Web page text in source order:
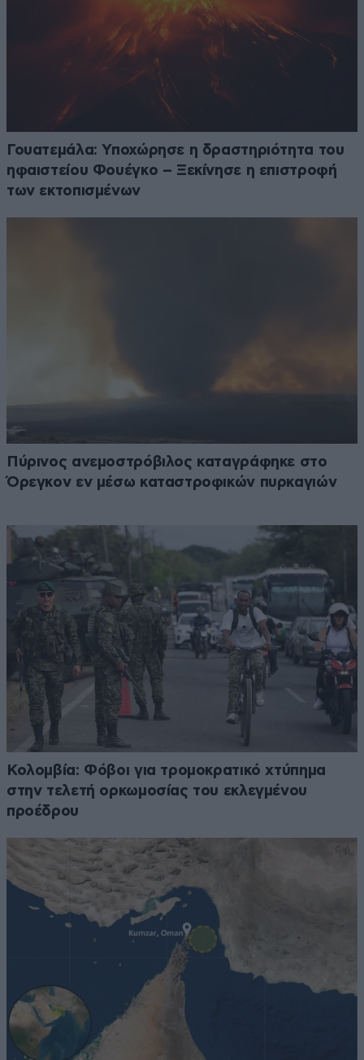
Γουατεμάλα: Υποχώρησε η δραστηριότητα του
ηφαιστείου Φουέγκο – Ξεκίνησε η επιστροφή
των εκτοπισμένων
Πύρινος ανεμοστρόβιλος καταγράφηκε στο
Όρεγκον εν μέσω καταστροφικών πυρκαγιών
Κολομβία: Φόβοι για τρομοκρατικό χτύπημα
στην τελετή ορκωμοσίας του εκλεγμένου
προέδρου